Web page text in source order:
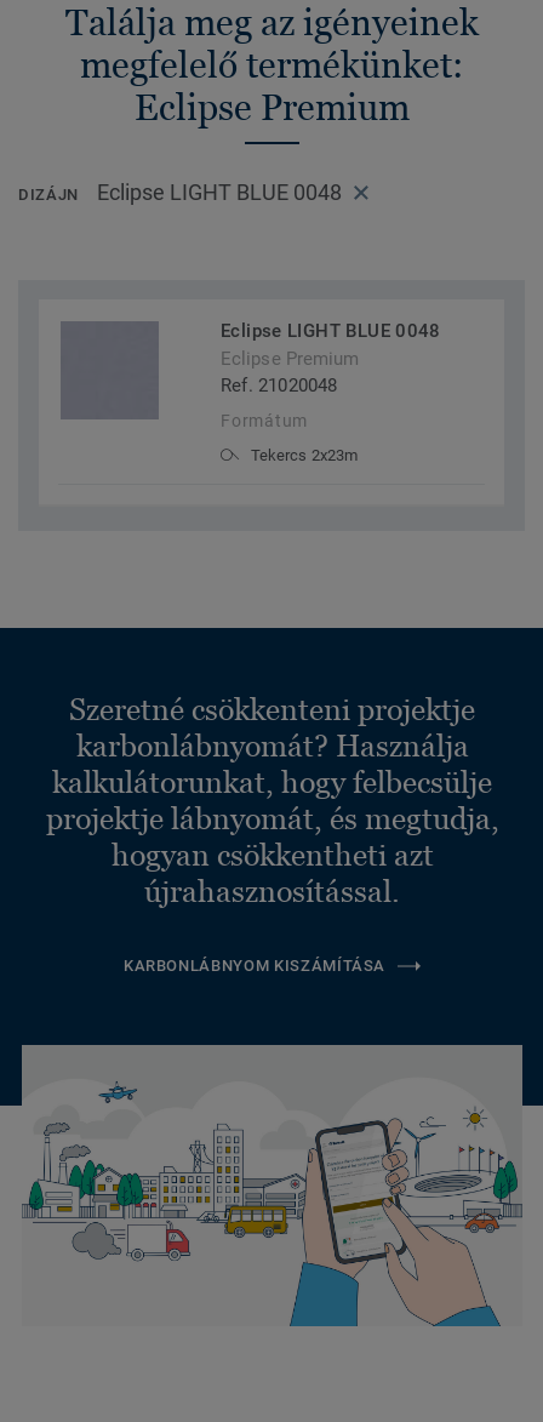
Találja meg az igényeinek
megfelelő termékünket:
Eclipse Premium
DIZÁJN Eclipse LIGHT BLUE 0048
Eclipse LIGHT BLUE 0048
Eclipse Premium
Ref. 21020048
Formátum
Tekercs 2x23m
Szeretné csökkenteni projektje
karbonlábnyomát? Használja
kalkulátorunkat, hogy felbecsülje
projektje lábnyomát, és megtudja,
hogyan csökkentheti azt
újrahasznosítással.
KARBONLÁBNYOM KISZÁMÍTÁSA